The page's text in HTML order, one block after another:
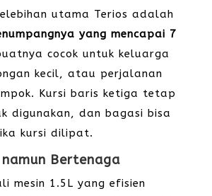
utama Terios adalah
yang mencapai 7
cocok untuk keluarga
kecil, atau perjalanan
Kursi baris ketiga tetap
digunakan, dan bagasi bisa
kursi dilipat.
Bertenaga
mesin 1.5L yang efisien